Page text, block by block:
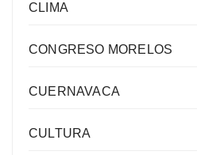
CLIMA
CONGRESO MORELOS
CUERNAVACA
CULTURA